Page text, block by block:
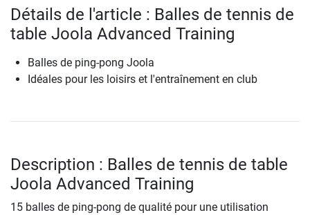
Détails de l'article : Balles de tennis de
table Joola Advanced Training
Balles de ping-pong Joola
Idéales pour les loisirs et l'entraînement en club
Description : Balles de tennis de table
Joola Advanced Training
15 balles de ping-pong de qualité pour une utilisation